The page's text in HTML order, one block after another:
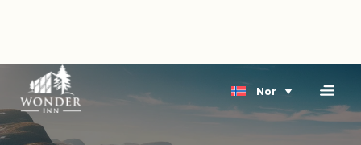
Home
Overnatting
Riverside
Bestill
Nor